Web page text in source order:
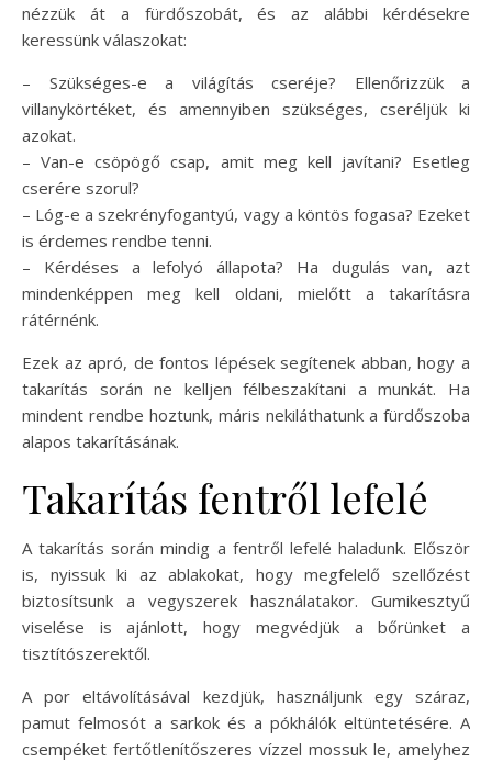
nézzük át a fürdőszobát, és az alábbi kérdésekre
keressünk válaszokat:
– Szükséges-e a világítás cseréje? Ellenőrizzük a
villanykörtéket, és amennyiben szükséges, cseréljük ki
azokat.
– Van-e csöpögő csap, amit meg kell javítani? Esetleg
cserére szorul?
– Lóg-e a szekrényfogantyú, vagy a köntös fogasa? Ezeket
is érdemes rendbe tenni.
– Kérdéses a lefolyó állapota? Ha dugulás van, azt
mindenképpen meg kell oldani, mielőtt a takarításra
rátérnénk.
Ezek az apró, de fontos lépések segítenek abban, hogy a
takarítás során ne kelljen félbeszakítani a munkát. Ha
mindent rendbe hoztunk, máris nekiláthatunk a fürdőszoba
alapos takarításának.
Takarítás fentről lefelé
A takarítás során mindig a fentről lefelé haladunk. Először
is, nyissuk ki az ablakokat, hogy megfelelő szellőzést
biztosítsunk a vegyszerek használatakor. Gumikesztyű
viselése is ajánlott, hogy megvédjük a bőrünket a
tisztítószerektől.
A por eltávolításával kezdjük, használjunk egy száraz,
pamut felmosót a sarkok és a pókhálók eltüntetésére. A
csempéket fertőtlenítőszeres vízzel mossuk le, amelyhez